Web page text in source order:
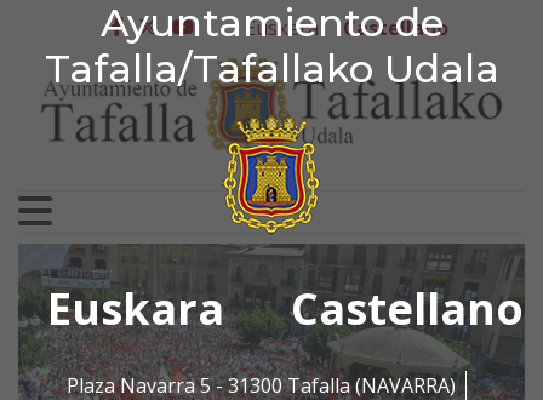
Ayuntamiento de
Tafalla/Tafallako Udala
Euskara Castellano
Plaza Navarra 5 - 31300 Tafalla (NAVARRA)
Ir al contenido
Ayuntamiento de
facebook
twitter
youtube
Euskera Castellano
Search for: